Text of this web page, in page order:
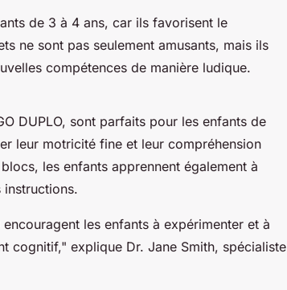
de 3 à 4 ans, car ils favorisent le
ne sont pas seulement amusants, mais ils
compétences de manière ludique.
DUPLO, sont parfaits pour les enfants de
leur motricité fine et leur compréhension
les enfants apprennent également à
instructions.
les enfants à expérimenter et à
cognitif," explique Dr. Jane Smith, spécialiste